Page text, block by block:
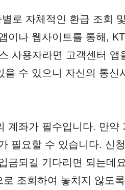
로 자체적인 환급 조회
이나 웹사이트를 통해,
사용자라면 고객센터 앱
을 수 있으니 자신의 통
계좌가 필수입니다. 만약
필요할 수 있습니다. 신
금되길 기다리면 되는데
조회하여 놓치지 않도